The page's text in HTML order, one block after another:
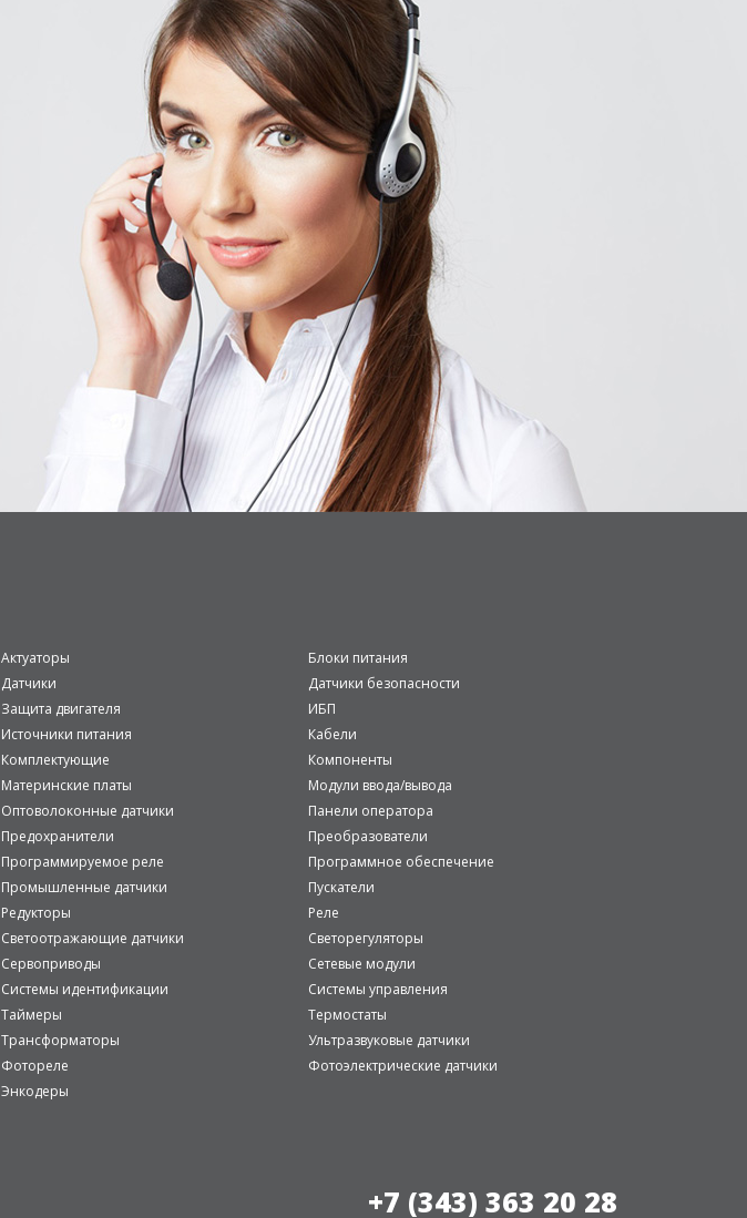
Актуаторы
Блоки питания
Датчики
Датчики безопасности
Защита двигателя
ИБП
Источники питания
Кабели
Комплектующие
Компоненты
Материнские платы
Модули ввода/вывода
Оптоволоконные датчики
Панели оператора
Предохранители
Преобразователи
Программируемое реле
Программное обеспечение
Промышленные датчики
Пускатели
Редукторы
Реле
Светоотражающие датчики
Светорегуляторы
Сервоприводы
Сетевые модули
Системы идентификации
Системы управления
Таймеры
Термостаты
Трансформаторы
Ультразвуковые датчики
Фотореле
Фотоэлектрические датчики
Энкодеры
+7 (343) 363 20 28